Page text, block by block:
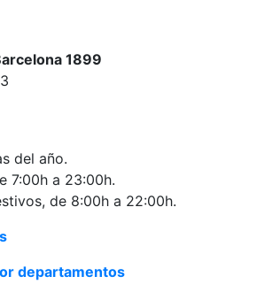
1899
del año.
7:00h a 23:00h.
de 8:00h a 22:00h.
departamentos